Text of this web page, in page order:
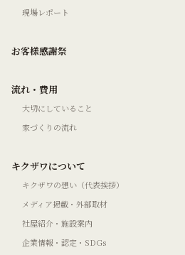
現場レポート
お客様感謝祭
流れ・費用
大切にしていること
家づくりの流れ
キクザワについて
キクザワの想い（代表挨拶）
メディア掲載・外部取材
社屋紹介・施設案内
企業情報・認定・SDGs